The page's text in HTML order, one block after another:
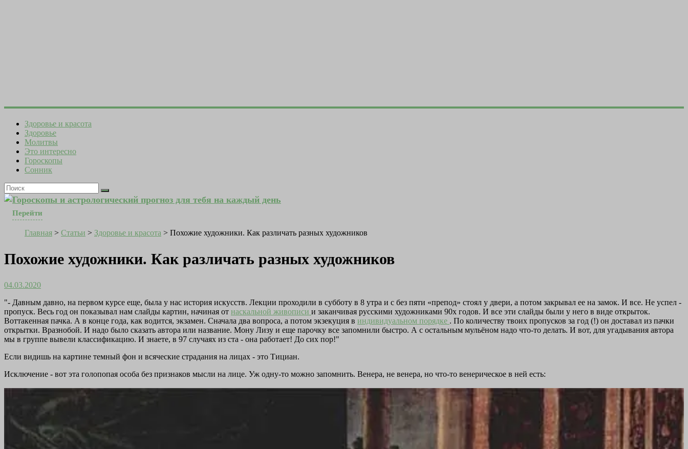
Здоровье и красота
Здоровье
Молитвы
Это интересно
Гороскопы
Сонник
Гороскопы и астрологический прогноз для тебя на каждый день
Перейти
Главная > Статьи > Здоровье и красота > Похожие художники. Как различать разных художников
Похожие художники. Как различать разных художников
04.03.2020
"- Давным давно, на первом курсе еще, была у нас история искусств. Лекции проходили в субботу в 8 утра и с без пяти «препод» стоял у двери, а потом закрывал ее на замок. И все. Не успел -
пропуск. Весь год он показывал нам слайды картин, начиная от наскальной живописи и заканчивая русскими художниками 90х годов. И все эти слайды были у него в виде открыток.
Воттакенная пачка. А в конце года, как водится, экзамен. Сначала два вопроса, а потом экзекуция в индивидуальном порядке . По количеству твоих пропусков за год (!) он доставал из пачки
открытки. Вразнобой. И надо было сказать автора или название. Мону Лизу и еще парочку все запомнили быстро. А с остальным мульёном надо что-то делать. И вот, для угадывания автора
мы в группе вывели классификацию. И знаете, в 97 случаях из ста - она работает! До сих пор!"
Если видишь на картине темный фон и всяческие страдания на лицах - это Тициан.
Исключение - вот эта голопопая особа без признаков мысли на лице. Уж одну-то можно запомнить. Венера, не венера, но что-то венерическое в ней есть: